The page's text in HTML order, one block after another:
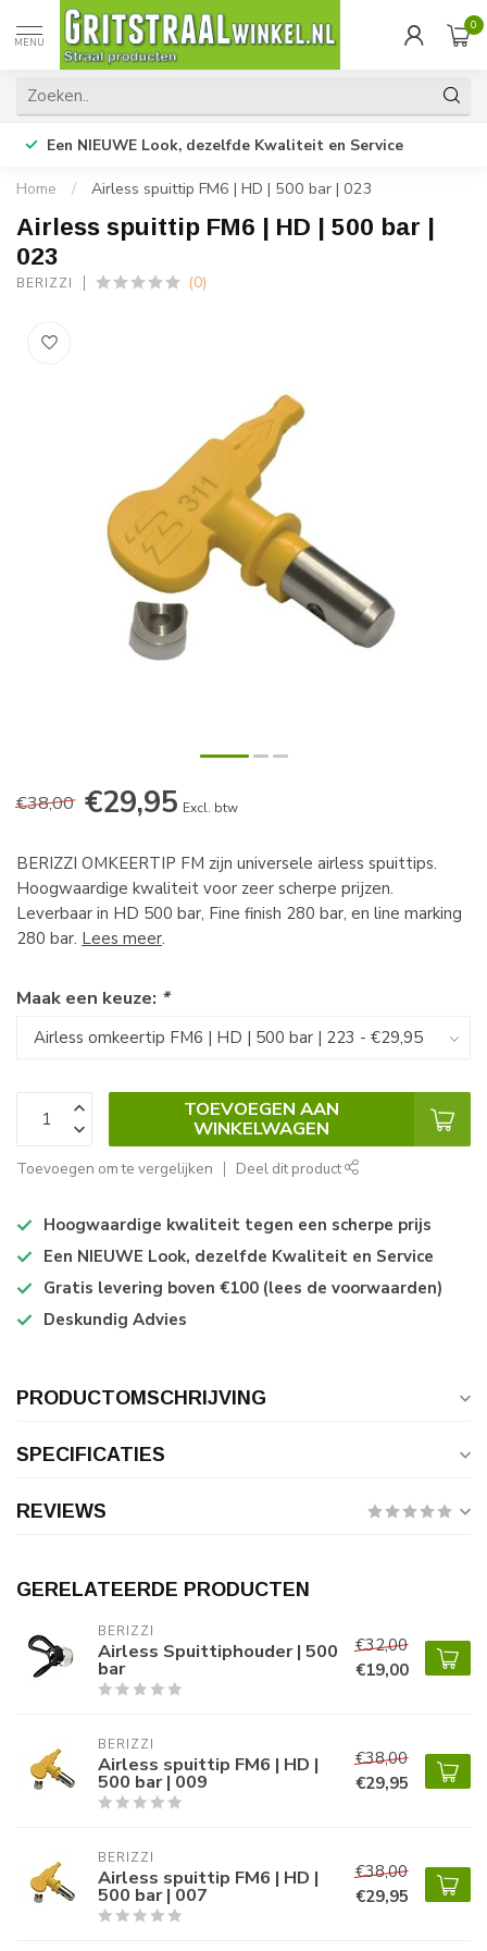
MENU
0
Een NIEUWE Look, dezelfde Kwaliteit en Service
Home / Airless spuittip FM6 | HD | 500 bar | 023
Airless spuittip FM6 | HD | 500 bar |
023
BERIZZI (0)
€38,00 €29,95 Excl. btw
BERIZZI OMKEERTIP FM zijn universele airless spuittips.
Hoogwaardige kwaliteit voor zeer scherpe prijzen.
Leverbaar in HD 500 bar, Fine finish 280 bar, en line marking
280 bar. Lees meer.
Maak een keuze: *
TOEVOEGEN AAN
WINKELWAGEN
Toevoegen om te vergelijken Deel dit product
Hoogwaardige kwaliteit tegen een scherpe prijs
Een NIEUWE Look, dezelfde Kwaliteit en Service
Gratis levering boven €100 (lees de voorwaarden)
Deskundig Advies
PRODUCTOMSCHRIJVING
SPECIFICATIES
REVIEWS
GERELATEERDE PRODUCTEN
BERIZZI
Airless Spuittiphouder | 500
bar
€32,00
€19,00
BERIZZI
Airless spuittip FM6 | HD |
500 bar | 009
€38,00
€29,95
BERIZZI
Airless spuittip FM6 | HD |
500 bar | 007
€38,00
€29,95